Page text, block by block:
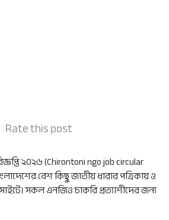
Rate this post
২০২৬ (Chirontoni ngo job circular
বেশ কিছু জাতীয় ধারার পত্রিকায় ও
সকল এনজিও চাকরি প্রত্যাশীদের জন্য